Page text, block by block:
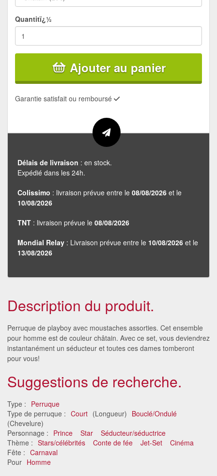
Quantitï¿½
Ajouter au panier
Garantie satisfait ou remboursé
Délais de livraison : en stock.
Expédié dans les 24h.
Colissimo : livraison prévue entre le 08/08/2026 et le
10/08/2026
TNT : livraison prévue le 08/08/2026
Mondial Relay : Livraison prévue entre le 10/08/2026 et le
13/08/2026
Description du produit.
Perruque de playboy avec moustaches assorties. Cet ensemble
pour homme est de couleur châtain. Avec ce set, vous deviendrez
instantanément un séducteur et toutes ces dames tomberont
pour vous!
Suggestions de recherche.
Type : Perruque
Type de perruque : Court (Longueur) Bouclé/Ondulé
(Chevelure)
Personnage : Prince Star
Séducteur/séductrice
Thème : Stars/célébrités Conte de fée Jet-Set
Cinéma
Fête : Carnaval
Pour Homme